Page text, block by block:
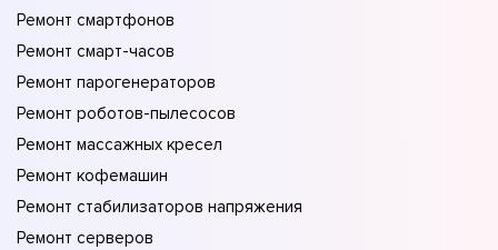
Ремонт смартфонов
Ремонт смарт-часов
Ремонт парогенераторов
Ремонт роботов-пылесосов
Ремонт массажных кресел
Ремонт кофемашин
Ремонт стабилизаторов напряжения
Ремонт серверов